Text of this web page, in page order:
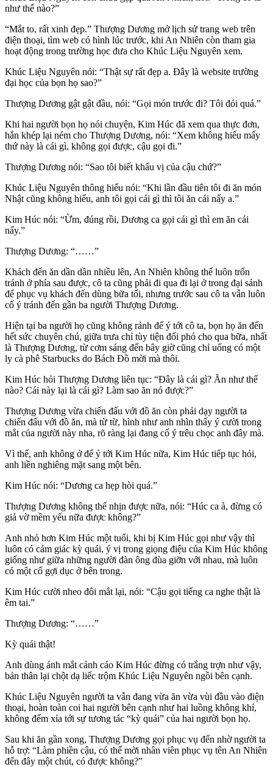
như thế nào?”
“Mắt to, rất xinh đẹp.” Thượng Dương mở lịch sử trang web trên
điện thoại, tìm web có hình lúc trước, khi An Nhiên còn tham gia
hoạt động trong trường học đưa cho Khúc Liệu Nguyên xem.
Khúc Liệu Nguyên nói: “Thật sự rất đẹp a. Đây là website trường
đại học của bọn họ sao?”
Thượng Dương gật gật đầu, nói: “Gọi món trước đi? Tôi đói quá.”
Khi hai người bọn họ nói chuyện, Kim Húc đã xem qua thực đơn,
hắn khép lại ném cho Thượng Dương, nói: “Xem không hiểu mấy
thứ này là cái gì, không gọi được, cậu gọi đi.”
Thượng Dương nói: “Sao tôi biết khẩu vị của cậu chứ?”
Khúc Liệu Nguyên thông hiểu nói: “Khi lần đầu tiên tôi đi ăn món
Nhật cũng không hiểu, anh tôi gọi cái gì thì tôi ăn cái nấy a.”
Kim Húc nói: “Ừm, đúng rồi, Dương ca gọi cái gì thì em ăn cái
nấy.”
Thượng Dương: “……”
Khách đến ăn dần dần nhiều lên, An Nhiên không thể luôn trốn
tránh ở phía sau được, cô ta cũng phải đi qua đi lại ở trong đại sảnh
để phục vụ khách đến dùng bữa tối, nhưng trước sau cô ta vẫn luôn
cố ý tránh đến gần ba người Thượng Dương.
Hiện tại ba người họ cũng không rảnh để ý tới cô ta, bọn họ ăn đến
hết sức chuyên chú, giữa trưa chỉ tùy tiện đối phó cho qua bữa, nhất
là Thượng Dương, từ cơm sáng đến bây giờ cũng chỉ uống có một
ly cà phê Starbucks do Bách Đồ mời mà thôi.
Kim Húc hỏi Thượng Dương liên tục: “Đây là cái gì? Ăn như thế
nào? Cái này lại là cái gì? Làm sao ăn nó được?”
Thượng Dương vừa chiến đấu với đồ ăn còn phải dạy người ta
chiến đấu với đồ ăn, mà từ từ, hình như anh nhìn thấy ý cười trong
mắt của người này nha, rõ ràng lại đang cố ý trêu chọc anh đây mà.
Vì thế, anh không ở để ý tới Kim Húc nữa, Kim Húc tiếp tục hỏi,
anh liền nghiêng mặt sang một bên.
Kim Húc nói: “Dương ca hẹp hòi quá.”
Thượng Dương không thể nhịn được nữa, nói: “Húc ca à, đừng có
giả vờ mềm yếu nữa được không?”
Anh nhỏ hơn Kim Húc một tuổi, khi bị Kim Húc gọi như vậy thì
luôn có cảm giác kỳ quái, ý vị trong giọng điệu của Kim Húc không
giống như giữa những người đàn ông đùa giỡn với nhau, mà luôn
có một cổ gợi dục ở bên trong.
Kim Húc cười nheo đôi mắt lại, nói: “Cậu gọi tiếng ca nghe thật là
êm tai.”
Thượng Dương: “……”
Kỳ quái thật!
Anh dùng ánh mắt cảnh cáo Kim Húc đừng có trắng trợn như vậy,
bản thân lại chột dạ liếc trộm Khúc Liệu Nguyên ngồi bên cạnh.
Khúc Liệu Nguyên người ta vẫn đang vừa ăn vừa vùi đầu vào điện
thoại, hoàn toàn coi hai người bên cạnh như hai luồng không khí,
không đếm xỉa tới sự tương tác “kỳ quái” của hai người bọn họ.
Sau khi ăn gần xong, Thượng Dương gọi phục vụ đến nhờ người ta
hỗ trợ: “Làm phiền cậu, có thể mời nhân viên phục vụ tên An Nhiên
đến đây một chút, có được không?”